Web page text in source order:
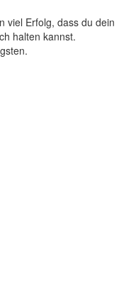
viel Erfolg, dass du dein
halten kannst.